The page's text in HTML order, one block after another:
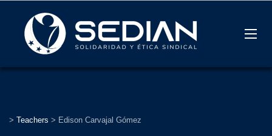
> Teachers > Edison Carvajal Gómez